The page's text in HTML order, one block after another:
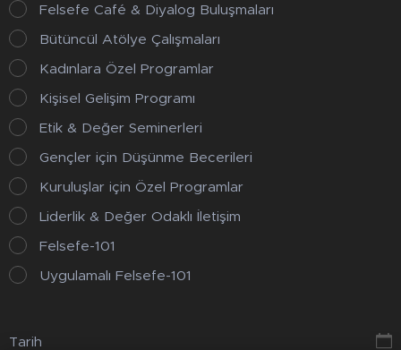
Felsefe Café & Diyalog Buluşmaları
Bütüncül Atölye Çalışmaları
Kadınlara Özel Programlar
Kişisel Gelişim Programı
Etik & Değer Seminerleri
Gençler için Düşünme Becerileri
Kuruluşlar için Özel Programlar
Liderlik & Değer Odaklı İletişim
Felsefe-101
Uygulamalı Felsefe-101
Tarih